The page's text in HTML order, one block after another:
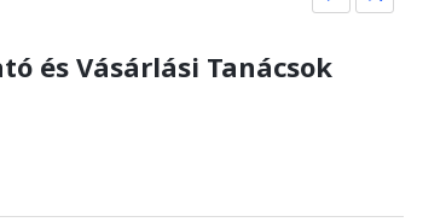
és Vásárlási Tanácsok